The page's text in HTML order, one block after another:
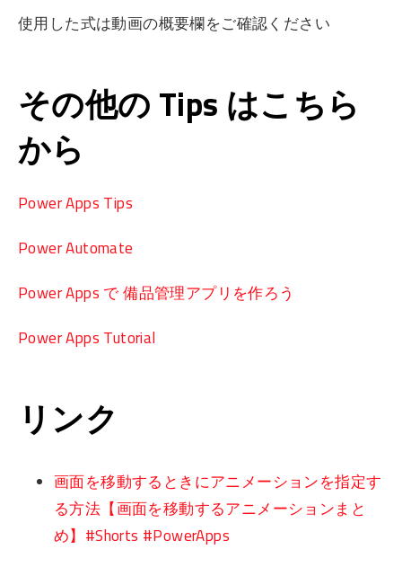
使用した式は動画の概要欄をご確認ください
その他の Tips はこちら
から
Power Apps Tips
Power Automate
Power Apps で 備品管理アプリを作ろう
Power Apps Tutorial
リンク
画面を移動するときにアニメーションを指定す
る方法【画面を移動するアニメーションまと
め】#Shorts #PowerApps